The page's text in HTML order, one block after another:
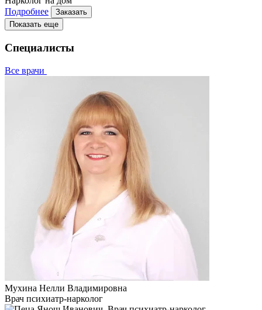
Подробнее
Заказать
Показать еще
Специалисты
Все врачи
Мухина Нелли Владимировна
Врач психиатр-нарколог